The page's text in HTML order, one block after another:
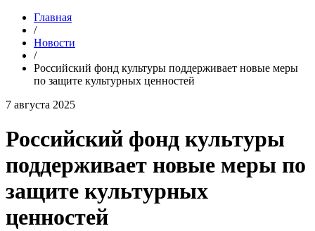
Главная
/
Новости
/
Российский фонд культуры поддерживает новые меры
по защите культурных ценностей
7 августа 2025
Российский фонд культуры
поддерживает новые меры по
защите культурных
ценностей